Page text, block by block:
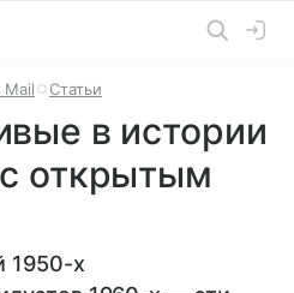
Mail Статьи
в истории
открытым
1950-х